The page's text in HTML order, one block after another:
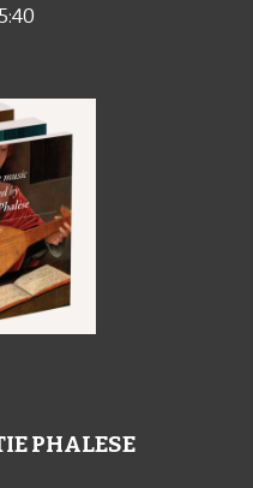
:40
PHALESE